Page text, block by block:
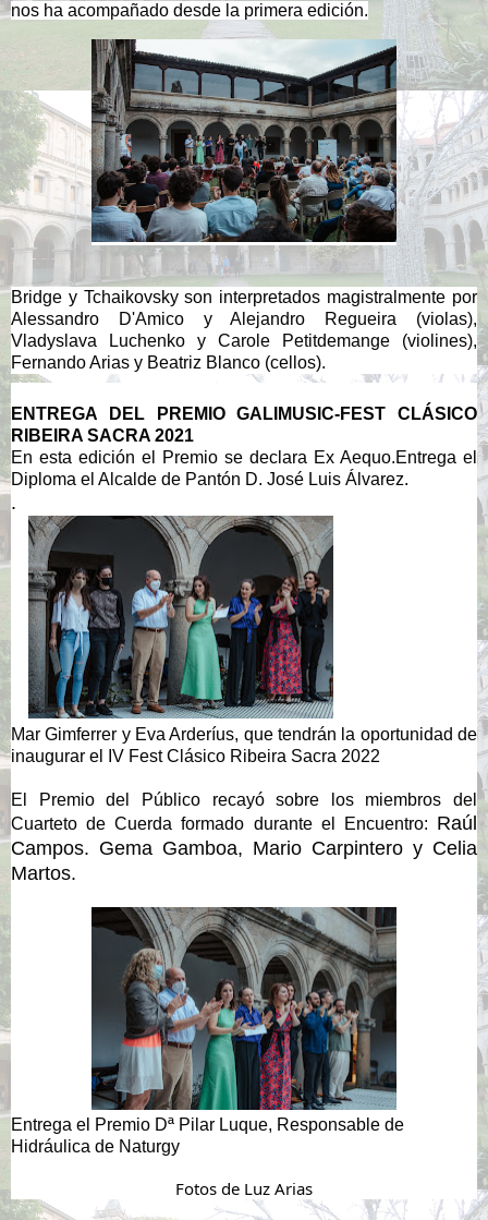
nos ha acompañado desde la primera edición.
Bridge y Tchaikovsky son interpretados magistralmente por
Alessandro D'Amico y Alejandro Regueira (violas),
Vladyslava Luchenko y Carole Petitdemange (violines),
Fernando Arias y Beatriz Blanco (cellos).
ENTREGA DEL PREMIO GALIMUSIC-FEST CLÁSICO
RIBEIRA SACRA 2021
En esta edición el Premio se declara Ex Aequo.Entrega el
Diploma el Alcalde de Pantón D. José Luis Álvarez.
.
Mar Gimferrer y Eva Arderíus, que tendrán la oportunidad de
inaugurar el IV Fest Clásico Ribeira Sacra 2022
El Premio del Público recayó sobre los miembros del
Cuarteto de Cuerda formado durante el Encuentro: Raúl
Campos. Gema Gamboa, Mario Carpintero y Celia
Martos.
Entrega el Premio Dª Pilar Luque, Responsable de
Hidráulica de Naturgy
Fotos de Luz Arias